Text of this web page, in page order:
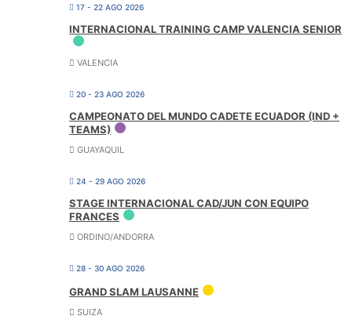
17 - 22 AGO 2026
INTERNACIONAL TRAINING CAMP VALENCIA SENIOR
VALENCIA
20 - 23 AGO 2026
CAMPEONATO DEL MUNDO CADETE ECUADOR (IND +
TEAMS)
GUAYAQUIL
24 - 29 AGO 2026
STAGE INTERNACIONAL CAD/JUN CON EQUIPO
FRANCES
ORDINO/ANDORRA
28 - 30 AGO 2026
GRAND SLAM LAUSANNE
SUIZA